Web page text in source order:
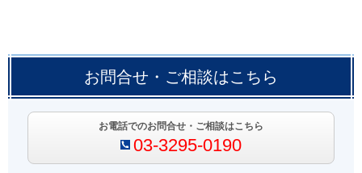
お問合せ・ご相談はこちら
お電話でのお問合せ・ご相談はこちら
03-3295-0190